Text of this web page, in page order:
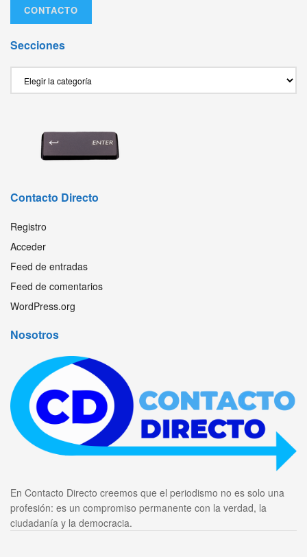
CONTACTO
Secciones
Contacto Directo
Registro
Acceder
Feed de entradas
Feed de comentarios
WordPress.org
Nosotros
En Contacto Directo creemos que el periodismo no es solo una
profesión: es un compromiso permanente con la verdad, la
ciudadanía y la democracia.